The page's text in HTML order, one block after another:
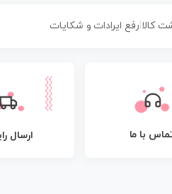
کالا رفع ایرادات و شکایات
با ما ارسال